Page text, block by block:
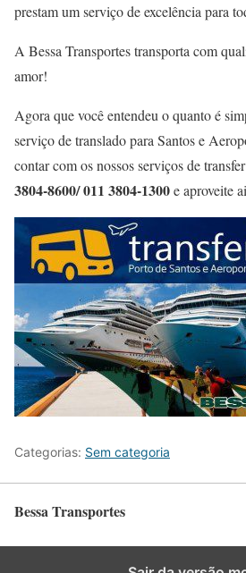
prestam um serviço de excelência para
A Bessa Transportes transporta com
amor!
Agora que você entendeu o quanto é
serviço de translado para Santos e
contar com os nossos serviços de
3804-8600/ 011 3804-1300e aproveite
Categorias: Sem categoria
Bessa Transportes